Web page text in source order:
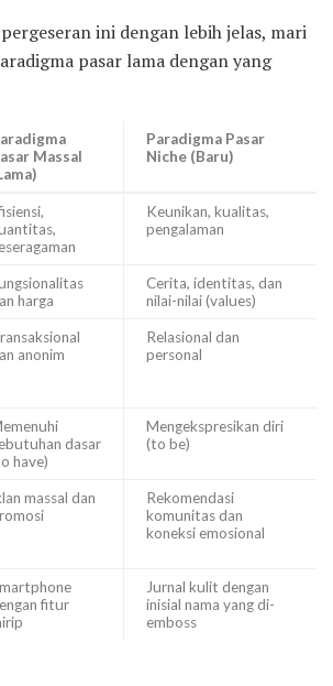
ini dengan lebih jelas, mari
pasar lama dengan yang
Massal
Paradigma Pasar
Niche (Baru)
Keunikan, kualitas,
pengalaman
harga
Cerita, identitas, dan
nilai-nilai (values)
anonim
Relasional dan
personal
dasar
have)
Mengekspresikan diri
(to be)
massal dan
Rekomendasi
komunitas dan
koneksi emosional
fitur
Jurnal kulit dengan
inisial nama yang di-
emboss